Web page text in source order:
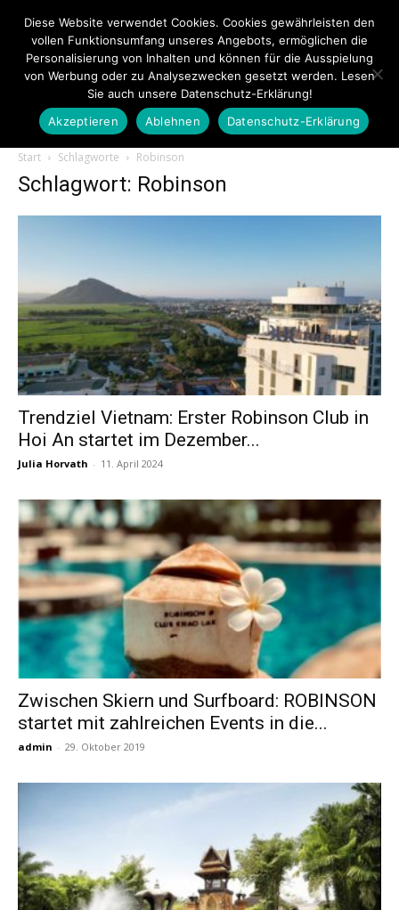
Touristiknews.de
und
Reiseempfehlungen.
Start Schlagworte Robinson
Schlagwort: Robinson
Trendziel Vietnam: Erster Robinson Club in
Hoi An startet im Dezember...
Julia Horvath - 11. April 2024
Zwischen Skiern und Surfboard: ROBINSON
startet mit zahlreichen Events in die...
admin - 29. Oktober 2019
Diese Website verwendet Cookies. Cookies gewährleisten den
vollen Funktionsumfang unseres Angebots, ermöglichen die
Personalisierung von Inhalten und können für die Ausspielung
von Werbung oder zu Analysezwecken gesetzt werden. Lesen
Sie auch unsere Datenschutz-Erklärung!
Akzeptieren
Ablehnen Datenschutz-Erklärung